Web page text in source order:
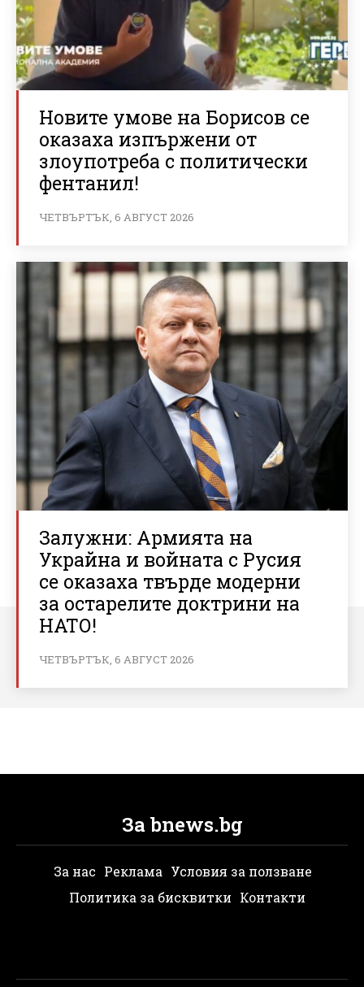
Новите умове на Борисов се
оказаха изпържени от
злоупотреба с политически
фентанил!
ЧЕТВЪРТЪК, 6 АВГУСТ 2026
Залужни: Армията на
Украйна и войната с Русия
се оказаха твърде модерни
за остарелите доктрини на
НАТО!
ЧЕТВЪРТЪК, 6 АВГУСТ 2026
За bnews.bg
За нас Реклама Условия за ползване
Политика за бисквитки Контакти